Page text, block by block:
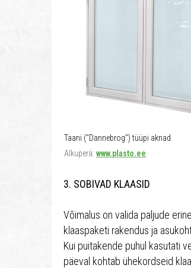
Taani ("Dannebrog") tüüpi aknad
Alkuperä:www.plasto.ee
3. SOBIVAD KLAASID
Võimalus on valida paljude
klaaspaketi rakendus ja
Kui puitakende puhul kasutati
päeval kohtab ühekordseid